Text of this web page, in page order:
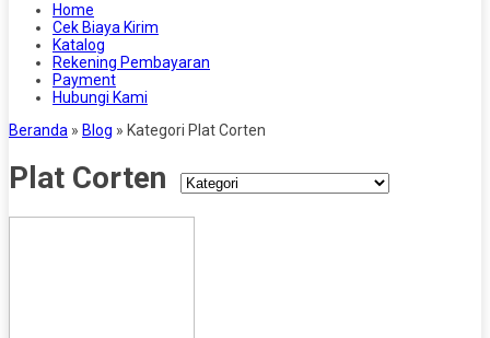
Home
Cek Biaya Kirim
Katalog
Rekening Pembayaran
Payment
Hubungi Kami
Beranda » Blog » Kategori Plat Corten
Plat Corten